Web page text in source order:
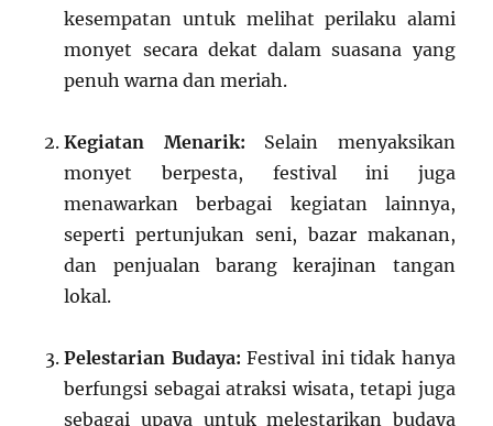
kesempatan untuk melihat perilaku alami
monyet secara dekat dalam suasana yang
penuh warna dan meriah.
Kegiatan Menarik: Selain menyaksikan
monyet berpesta, festival ini juga
menawarkan berbagai kegiatan lainnya,
seperti pertunjukan seni, bazar makanan,
dan penjualan barang kerajinan tangan
lokal.
Pelestarian Budaya: Festival ini tidak hanya
berfungsi sebagai atraksi wisata, tetapi juga
sebagai upaya untuk melestarikan budaya